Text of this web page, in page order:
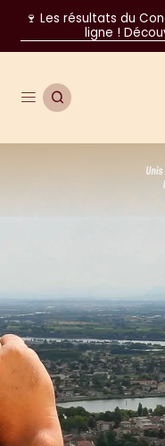
🍷 Les résultats du
ligne !
Open main
OPEN SEARCH